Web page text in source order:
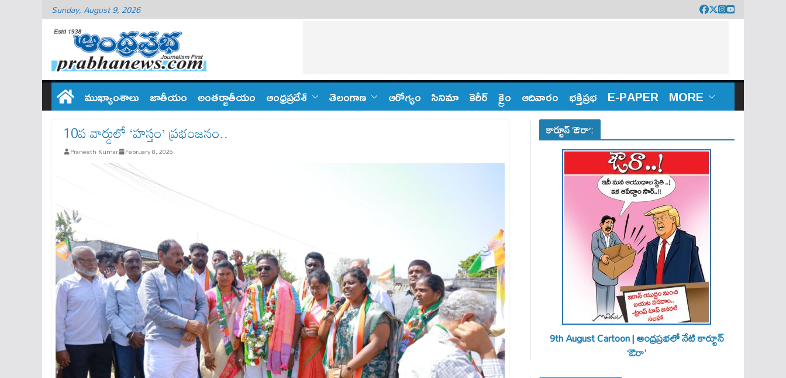
Sunday, August 9, 2026
ముఖ్యాంశాలు జాతీయం అంతర్జాతీయం ఆంధ్ర‌ప్ర‌దేశ్ తెలంగాణ‌ ఆరోగ్యం సినిమా కెరీర్ క్రైం ఆదివారం భక్తిప్రభ E-PAPER MORE
10వ వార్డులో ‘హస్తం’ ప్రభంజనం..
Praneeth Kumar February 8, 2026
కార్టూన్ ‘ఔరా’:
9th August Cartoon | ఆంధ్రప్రభలో నేటి కార్టూన్
‘ఔరా’